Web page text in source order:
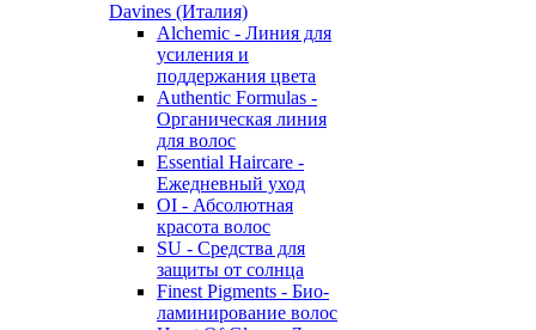
Davines (Италия)
Alchemic - Линия для
усиления и
поддержания цвета
Authentic Formulas -
Органическая линия
для волос
Essential Haircare -
Eжедневный уход
OI - Абсолютная
красота волос
SU - Средства для
защиты от солнца
Finest Pigments - Био-
ламинирование волос